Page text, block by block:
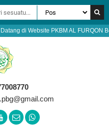
di Website PKBM AL FURQON